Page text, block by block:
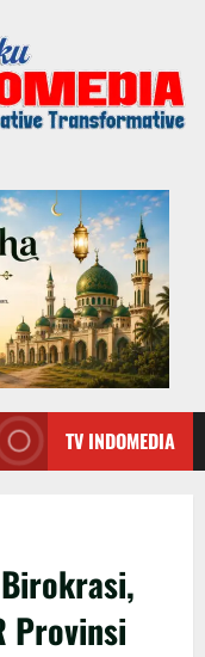
TV INDOMEDIA
Provinsi